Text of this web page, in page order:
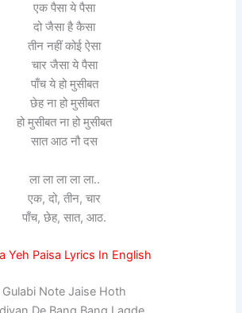
एक पैसा ये पैसा
दो जैसा है कैसा
तीन नहीं कोई ऐसा
चार जैसा ये पैसा
पाँच ये हो मुसीबत
छेह ना हो मुसीबत
हो मुसीबत ना हो मुसीबत
सात आठ नौ दस
ला ला ला ला ला..
एक, दो, तीन, चार
पाँच, छेह, सात, आठ.
Yeh Paisa Lyrics In English
Gulabi Note Jaise Hoth